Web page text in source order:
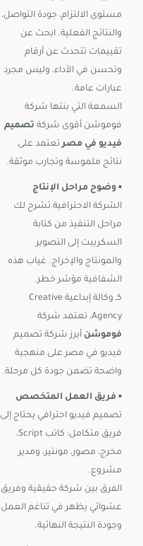
مستوى الالتزام، جودة التواصل،
والنتائج الفعلية. ابحث عن
تقييمات تتحدث عن أرقام
وتحسن في الأداء، وليس مجرد
عبارات عامة.
السمعة التي بنتها شركة
فوموشن أقوى شركة تصميم
فيديو في مصرتعتمد على
نتائج ملموسة وتجارب موثقة.
▪️ وضوح مراحل الإنتاج
الشركة الاحترافية تشرح لك
مراحل التنفيذ من كتابة
السكريبت إلى التصوير
والمونتاج والإخراج. غياب هذه
الشفافية مؤشر خطر.
كـ وكالة إبداعية Creative
Agency، تعتمد شركة
فوموشن أبرز شركة تصميم
فيديو في مصر على منهجية
واضحة تضمن جودة كل مرحلة.
▪️ فريق العمل المتخصص
تصميم فيديو احترافي يحتاج إلى
فريق متكامل: كاتب Script،
مخرج، مصور، مونتير، ومدير
مشروع.
الفرق بين شركة حقيقية وفريق
عشوائي يظهر في تناغم العمل
وجودة النتيجة النهائية.